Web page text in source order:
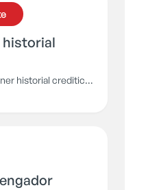
Responde todas tus
historial
historial crediticio